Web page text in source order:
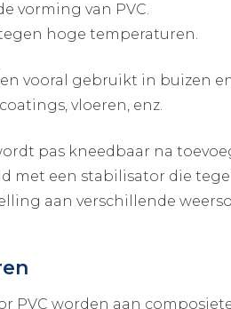
vorming van PVC.
hoge temperaturen.
vooral gebruikt in buizen
vloeren, enz.
pas kneedbaar na
met een stabilisator die
aan verschillende
PVC worden aan